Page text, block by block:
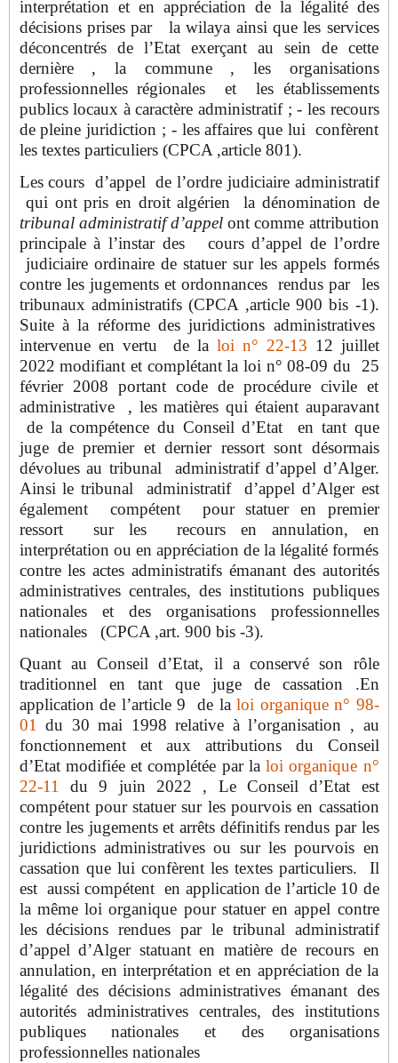
interprétation et en appréciation de la légalité des
décisions prises par la wilaya ainsi que les services
déconcentrés de l’Etat exerçant au sein de cette
dernière , la commune , les organisations
professionnelles régionales et les établissements
publics locaux à caractère administratif ; - les recours
de pleine juridiction ; - les affaires que lui confèrent
les textes particuliers (CPCA ,article 801).
Les cours d’appel de l’ordre judiciaire administratif
qui ont pris en droit algérien la dénomination de
tribunal administratif d’appelont comme attribution
principale à l’instar des cours d’appel de l’ordre
judiciaire ordinaire de statuer sur les appels formés
contre les jugements et ordonnances rendus par les
tribunaux administratifs (CPCA ,article 900 bis -1).
Suite à la réforme des juridictions administratives
intervenue en vertu de la loi n° 22-13 12 juillet
2022 modifiant et complétant la loi n° 08-09 du 25
février 2008 portant code de procédure civile et
administrative , les matières qui étaient auparavant
de la compétence du Conseil d’Etat en tant que
juge de premier et dernier ressort sont désormais
dévolues au tribunal administratif d’appel d’Alger.
Ainsi le tribunal administratif d’appel d’Alger est
également compétent pour statuer en premier
ressort sur les recours en annulation, en
interprétation ou en appréciation de la légalité formés
contre les actes administratifs émanant des autorités
administratives centrales, des institutions publiques
nationales et des organisations professionnelles
nationales (CPCA ,art. 900 bis -3).
Quant au Conseil d’Etat, il a conservé son rôle
traditionnel en tant que juge de cassation .En
application de l’article 9 de la loi organique n° 98-
01
du 30 mai 1998 relative à l’organisation , au
fonctionnement et aux attributions du Conseil
d’Etat modifiée et complétée par la loi organique n°
22-11
du 9 juin 2022 , Le Conseil d’Etat est
compétent pour statuer sur les pourvois en cassation
contre les jugements et arrêts définitifs rendus par les
juridictions administratives ou sur les pourvois en
cassation que lui confèrent les textes particuliers. Il
est aussi compétent en application de l’article 10 de
la même loi organique pour statuer en appel contre
les décisions rendues par le tribunal administratif
d’appel d’Alger statuant en matière de recours en
annulation, en interprétation et en appréciation de la
légalité des décisions administratives émanant des
autorités administratives centrales, des institutions
publiques nationales et des organisations
professionnelles nationales